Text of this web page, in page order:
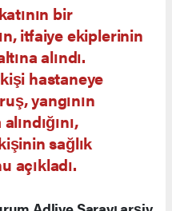
bir
itfaiye ekiplerinin
alındı.
hastaneye
yangının
sağlık
açıkladı.